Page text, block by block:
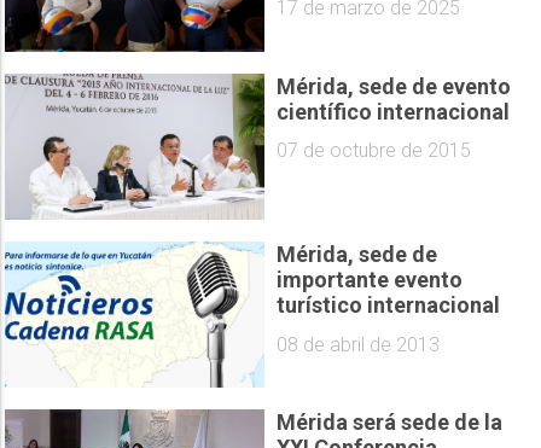
17 de marzo de 2025
Mérida, sede de evento
científico internacional
07 de octubre de 2015
Mérida, sede de
importante evento
turístico internacional
08 de abril de 2013
Mérida será sede de la